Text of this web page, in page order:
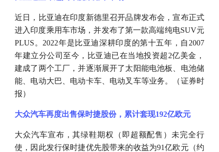
近日，比亚迪在印度新德里召开品牌发布会，宣布正式
进入印度乘用车市场，并发布了第一款高端纯电SUV元
PLUS。2022年是比亚迪深耕印度的第十五年，自2007
年建立分公司至今，比亚迪已在当地投资超2亿美金，
建成了两个工厂，并逐渐展开了太阳能电池板、电池储
能、电动大巴、电动卡车、电动叉车等业务。（证券时
报）
大众汽车再度出售保时捷股份，累计套现192亿欧元
大众汽车宣布，其绿鞋期权（即超额配售）未完全行
使，因此发行保时捷优先股带来的收益为91亿欧元（约